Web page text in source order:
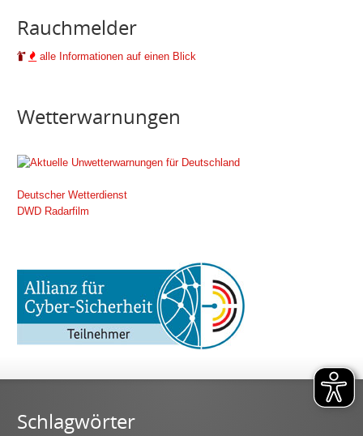
Rauchmelder
alle Informationen auf einen Blick
Wetterwarnungen
Deutscher Wetterdienst
DWD Radarfilm
Schlagwörter